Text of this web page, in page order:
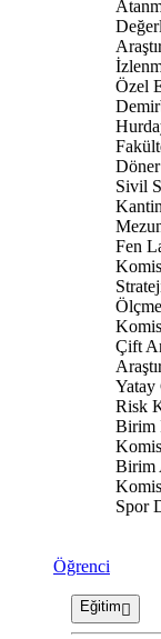
Özel
Sivil
Fen
Çift
Yatay
Risk
Birim
Birim
Spor
Öğrenci
Eğitim